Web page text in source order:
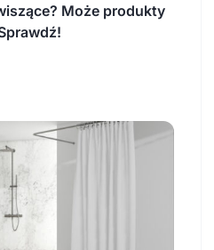
Może produkty